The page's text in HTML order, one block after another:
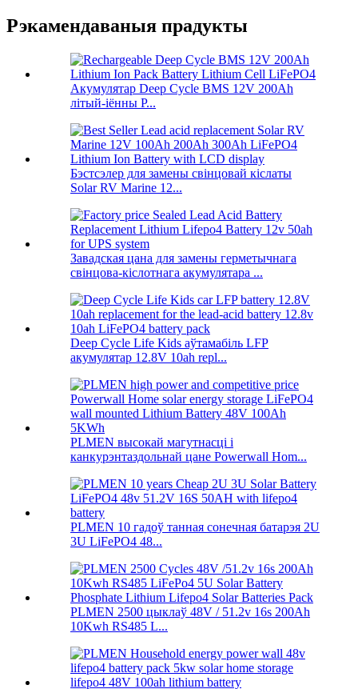
Рэкамендаваныя прадукты
Акумулятар Deep Cycle BMS 12V 200Ah
літый-іённы P...
Бэстсэлер для замены свінцовай кіслаты
Solar RV Marine 12...
Завадская цана для замены герметычнага
свінцова-кіслотнага акумулятара ...
Deep Cycle Life Kids аўтамабіль LFP
акумулятар 12.8V 10ah repl...
PLMEN высокай магутнасці і
канкурэнтаздольнай цане Powerwall Hom...
PLMEN 10 гадоў танная сонечная батарэя 2U
3U LiFePO4 48...
PLMEN 2500 цыклаў 48V / 51.2v 16s 200Ah
10Kwh RS485 L...